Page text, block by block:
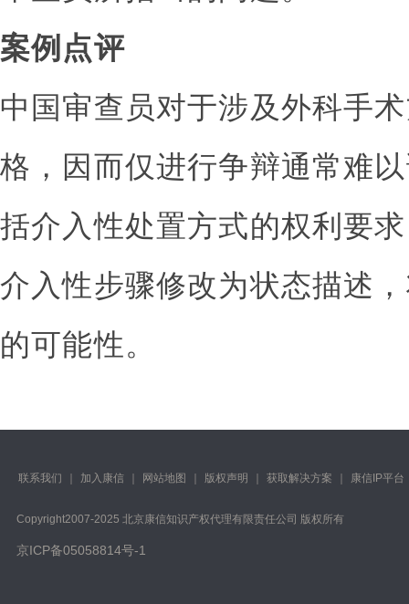
案例点评
中国审查员对于涉及外科手
格，因而仅进行争辩通常难
括介入性处置方式的权利要
介入性步骤修改为状态描述
的可能性。
联系我们 加入康信 网站地图 版权声明 获取解决方案 康信IP平台
Copyright️2007-2025 北京康信知识产权代理有限责任公司 版权所有
京ICP备05058814号-1